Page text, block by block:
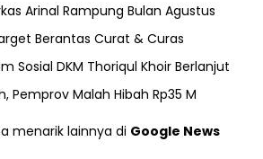
Arinal Rampung Bulan Agustus
Berantas Curat & Curas
Sosial DKM Thoriqul Khoir Berlanjut
Pemprov Malah Hibah Rp35 M
menarik lainnya di Google News